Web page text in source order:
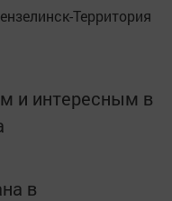
Территория
и интересным в
в